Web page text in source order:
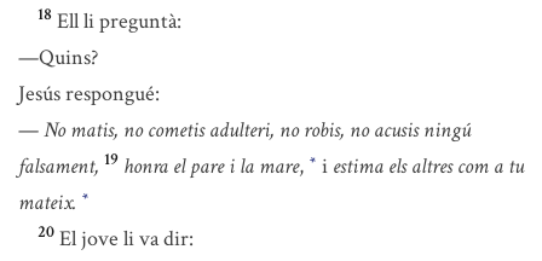
18 Ell li preguntà:
—Quins?
Jesús respongué:
—No matis, no cometis adulteri, no robis, no acusis ningú
falsament, 19 honra el pare i la mare, * i estima els altres com a tu
mateix. *
20 El jove li va dir: